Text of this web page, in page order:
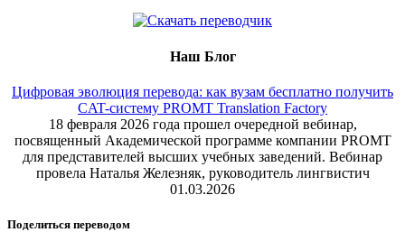
Наш Блог
Цифровая эволюция перевода: как вузам бесплатно получить
CAT-систему PROMT Translation Factory
18 февраля 2026 года прошел очередной вебинар,
посвященный Академической программе компании PROMT
для представителей высших учебных заведений. Вебинар
провела Наталья Железняк, руководитель лингвистич
01.03.2026
Поделиться переводом